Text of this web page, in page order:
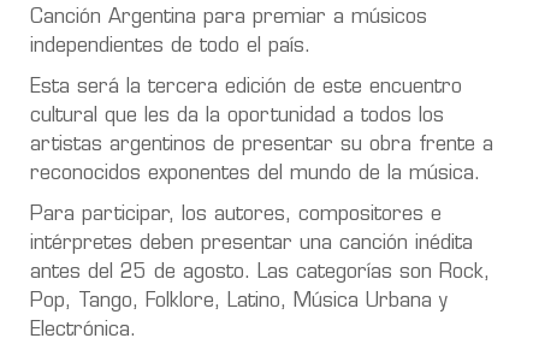
Canción Argentina para premiar a músicos
independientes de todo el país.
Esta será la tercera edición de este encuentro
cultural que les da la oportunidad a todos los
artistas argentinos de presentar su obra frente a
reconocidos exponentes del mundo de la música.
Para participar, los autores, compositores e
intérpretes deben presentar una canción inédita
antes del 25 de agosto. Las categorías son Rock,
Pop, Tango, Folklore, Latino, Música Urbana y
Electrónica.